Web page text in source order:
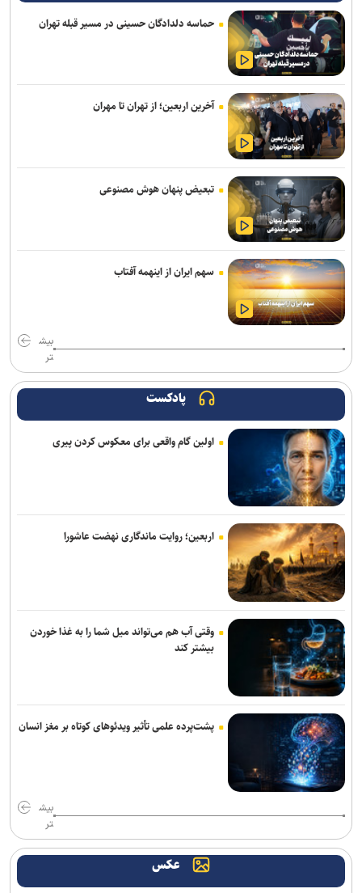
تخصصی دانشگاه‌ها
ابلاغ دستور جدید وزارت علوم درباره پذیرش دانشجوی استاد محور
ضرورت تقویت بودجه دانشگاه‌ها برای حضور مؤثر ایران در رقابت‌های علمی
جهان/ دانشگاه نسل سوم و چهارم نیازمند برنامه عملیاتی است
آغاز ترم جدید دانشگاه شهیدبهشتی از اول مهر/ انتخاب واحد دانشجویان
از ۲۸ شهریور آغاز می‌شود
اربعین ۱۴۰۵؛ از موکب‌های عشق تا روضه علقمه، سفرنامه‌ای به قلم دبیر
شورای عالی انقلاب فرهنگی
حماسه دلدادگان حسینی در مسیر قبله تهران
آخرین اربعین؛ از تهران تا مهران
تبعیض پنهان هوش مصنوعی
سهم ایران از اینهمه آفتاب
بیش
تر
پادکست
اولین گام واقعی برای معکوس کردن پیری
اربعین؛ روایت ماندگاری نهضت عاشورا
وقتی آب هم می‌تواند میل شما را به غذا خوردن
بیشتر کند
پشت‌پرده علمی تأثیر ویدئو‌های کوتاه بر مغز انسان
بیش
تر
عکس